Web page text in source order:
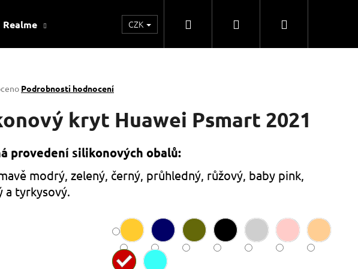
Realme Kontakty Obchodní spolupráce
CZK Hledat PřihlášeníNákupní
Podrobnosti hodnocení
kryt Huawei Psmart 2021
provedení silikonových obalů:
modrý, zelený, černý, průhledný, růžový, baby pink,
a tyrkysový.